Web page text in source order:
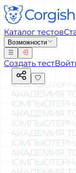
Каталог тестов
Возможности
Создать тест